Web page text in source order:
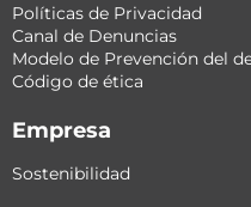
Políticas de Privacidad
Canal de Denuncias
Modelo de Prevención del
Código de ética
Empresa
Sostenibilidad